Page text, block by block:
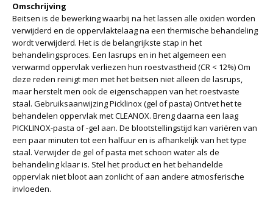
Omschrijving
Beitsen is de bewerking waarbij na het lassen alle oxiden worden
verwijderd en de oppervlaktelaag na een thermische behandeling
wordt verwijderd. Het is de belangrijkste stap in het
behandelingsproces. Een lasrups en in het algemeen een
verwarmd oppervlak verliezen hun roestvastheid (CR < 12%) Om
deze reden reinigt men met het beitsen niet alleen de lasrups,
maar herstelt men ook de eigenschappen van het roestvaste
staal. Gebruiksaanwijzing Picklinox (gel of pasta) Ontvet het te
behandelen oppervlak met CLEANOX. Breng daarna een laag
PICKLINOX-pasta of -gel aan. De blootstellingstijd kan variëren van
een paar minuten tot een halfuur en is afhankelijk van het type
staal. Verwijder de gel of pasta met schoon water als de
behandeling klaar is. Stel het product en het behandelde
oppervlak niet bloot aan zonlicht of aan andere atmosferische
invloeden.